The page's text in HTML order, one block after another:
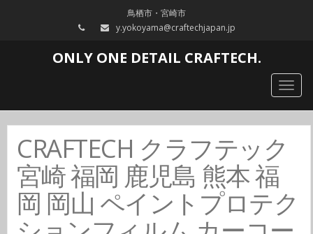
鳥栖市・宮崎市
y.yokoyama@craftechjapan.jp
ONLY ONE DETAIL CRAFTECH.
CRAFTECH クラフテック
宮崎 福岡 鹿児島 熊本 福
岡 岡山 ペイントプロテク